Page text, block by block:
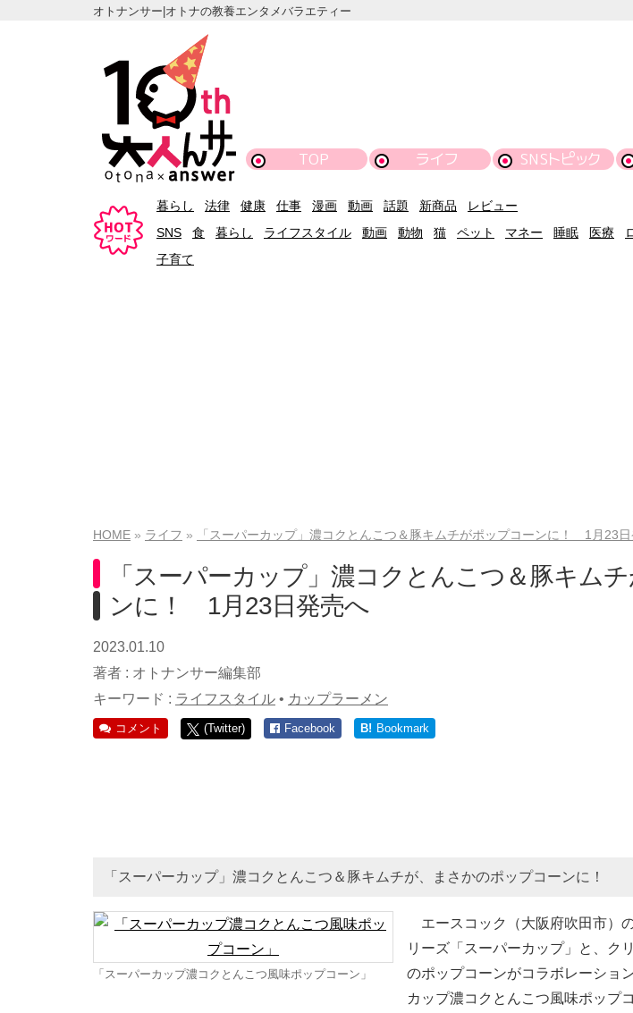
オトナンサー|オトナの教養エンタメバラエティー
TOP ライフ SNSトピック
暮らし 法律 健康 仕事 漫画 動画 話題 新商品
レビュー
SNS
食 暮らし ライフスタイル 動画 動物 猫 ペット マネー 睡眠 医療
子育て
HOME ライフ 「スーパーカップ」濃コクとんこつ＆豚キムチがポップコーンに！ 1月23
「スーパーカップ」濃コクとんこつ＆豚キム
ンに！ 1月23日発売へ
2023.01.10
著者 : オトナンサー編集部
キーワード : ライフスタイル • カップラーメン
コメント (Twitter) Facebook B! Bookmark
「スーパーカップ」濃コクとんこつ＆豚キムチが、まさかのポップコーンに！
「スーパーカップ濃コクとんこつ風味ポップコーン」
エースコック（大阪府吹田市）
リーズ「スーパーカップ」と、ク
のポップコーンがコラボレーショ
カップ濃コクとんこつ風味ポップ